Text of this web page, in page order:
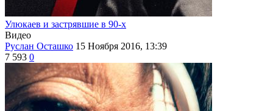
Улюкаев и застрявшие в 90-х
Видео
Руслан Осташко 15 Ноября 2016, 13:39
7 593 0